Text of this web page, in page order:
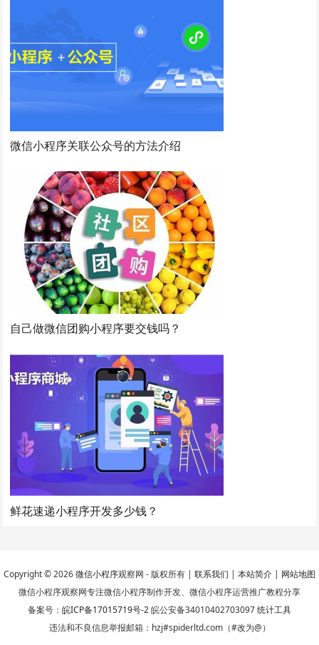
微信小程序关联公众号的方法介绍
自己做微信团购小程序要交钱吗？
鲜花速递小程序开发多少钱？
Copyright © 2026微信小程序观察网 - 版权所有 | 联系我们 | 本站简介 | 网站地图
微信小程序观察网专注微信小程序制作开发、微信小程序运营推广教程分享
备案号： 皖ICP备17015719号-2皖公安备34010402703097统计工具
违法和不良信息举报邮箱：hzj#spiderltd.com（#改为@）